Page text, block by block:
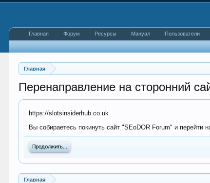
Главная
Перенаправление на сторонний
https://slotsinsiderhub.co.uk
Вы собираетесь покинуть сайт "SEoDOR Forum" и
Продолжить...
Главная
Главная Форум Ресурсы Мануал Пользователи